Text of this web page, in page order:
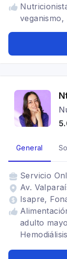
General
Servicio
Av.
Isapre,
adulto